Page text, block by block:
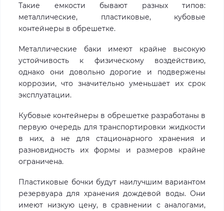
Такие емкости бывают разных типов:
металлические, пластиковые, кубовые
контейнеры в обрешетке.
Металлические баки имеют крайне высокую
устойчивость к физическому воздействию,
однако они довольно дорогие и подвержены
коррозии, что значительно уменьшает их срок
эксплуатации.
Кубовые контейнеры в обрешетке разработаны в
первую очередь для транспортировки жидкости
в них, а не для стационарного хранения и
разновидность их формы и размеров крайне
ограничена.
Пластиковые бочки будут наилучшим вариантом
резервуара для хранения дождевой воды. Они
имеют низкую цену, в сравнении с аналогами,